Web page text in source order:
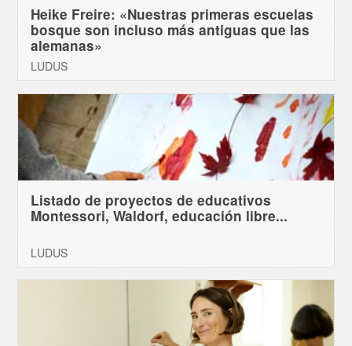
Heike Freire: «Nuestras primeras escuelas
bosque son incluso más antiguas que las
alemanas»
LUDUS
Listado de proyectos de educativos
Montessori, Waldorf, educación libre...
LUDUS